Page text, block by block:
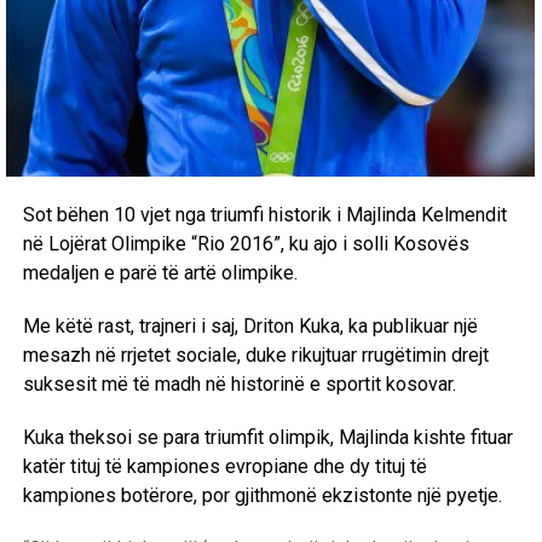
Sot bëhen 10 vjet nga triumfi historik i Majlinda Kelmendit
në Lojërat Olimpike “Rio 2016”, ku ajo i solli Kosovës
medaljen e parë të artë olimpike.
Me këtë rast, trajneri i saj, Driton Kuka, ka publikuar një
mesazh në rrjetet sociale, duke rikujtuar rrugëtimin drejt
suksesit më të madh në historinë e sportit kosovar.
Kuka theksoi se para triumfit olimpik, Majlinda kishte fituar
katër tituj të kampiones evropiane dhe dy tituj të
kampiones botërore, por gjithmonë ekzistonte një pyetje.